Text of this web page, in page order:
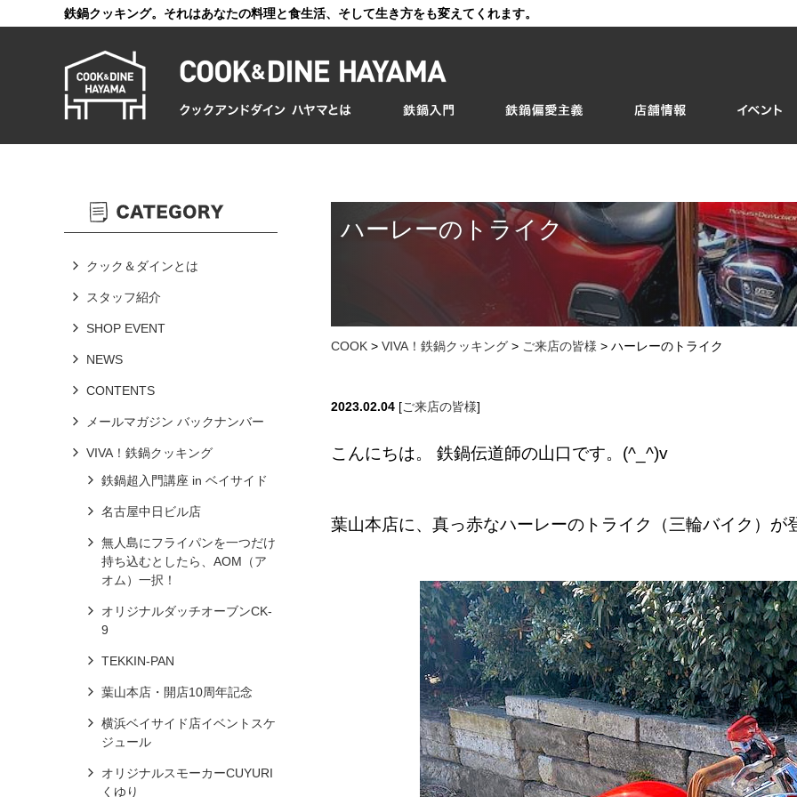
鉄鍋クッキング。それはあなたの料理と食生活、そして生き方をも変えてくれます。
ハーレーのトライク
COOK > VIVA！鉄鍋クッキング > ご来店の皆様 > ハーレーのトライク
2023.02.04 [ご来店の皆様]
こんにちは。 鉄鍋伝道師の山口です。(^_^)v
葉山本店に、真っ赤なハーレーのトライク（三輪バイク）が
クック＆ダインとは
スタッフ紹介
SHOP EVENT
NEWS
CONTENTS
メールマガジン バックナンバー
VIVA！鉄鍋クッキング
鉄鍋超入門講座 in ベイサイド
名古屋中日ビル店
無人島にフライパンを一つだけ
持ち込むとしたら、AOM（ア
オム）一択！
オリジナルダッチオーブンCK-
9
TEKKIN-PAN
葉山本店・開店10周年記念
横浜ベイサイド店イベントスケ
ジュール
オリジナルスモーカーCUYURI
くゆり